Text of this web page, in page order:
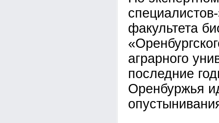
факультета
аграрного
последние
Оренбуржья